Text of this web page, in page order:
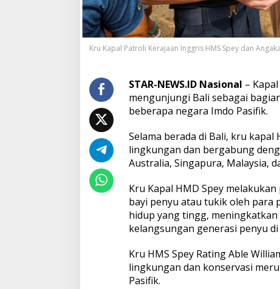
L
a
u
t
I
g
i
s
e
p
a
s
u
k
i
k
d
n
T
Kru Kapal Patroli Kerajaan Inggris HMS Spey dan
STAR-NEWS.ID Nasional –
mengunjungi Bali sebagai
beberapa negara Imdo Pasifik.
Selama berada di Bali, kru
lingkungan dan bergabung
Australia, Singapura, Malaysia,
Kru Kapal HMD Spey
bayi penyu atau tukik oleh para
hidup yang tingg,
kelangsungan generasi penyu
Kru HMS Spey Rating Able
lingkungan dan konservasi
Pasifik.